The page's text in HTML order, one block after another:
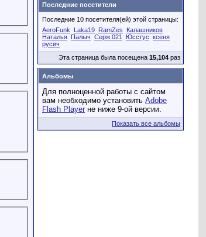
Последние посетители
Последние 10 посетителя(ей) этой страницы:
AeroFunk
Laka19 RamZes
Калашников
Наталья Палыч Серж 021 Юсстус ксеня
русич
Эта страница была посещена 15,104 раз
Альбомы
Для полноценной работы с сайтом
вам необходимо установить Adobe
Flash Player не ниже 9-ой версии.
Показать все альбомы